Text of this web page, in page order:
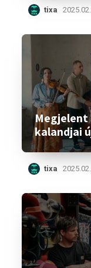
tixa
Megjelent
kalandjai
tixa